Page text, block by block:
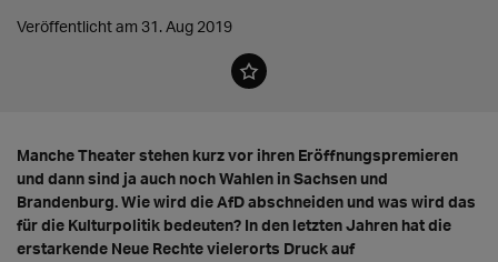
Veröffentlicht am 31. Aug 2019
Manche Theater stehen kurz vor ihren Eröffnungspremieren
und dann sind ja auch noch Wahlen in Sachsen und
Brandenburg. Wie wird die AfD abschneiden und was wird das
für die Kulturpolitik bedeuten? In den letzten Jahren hat die
erstarkende Neue Rechte vielerorts Druck auf